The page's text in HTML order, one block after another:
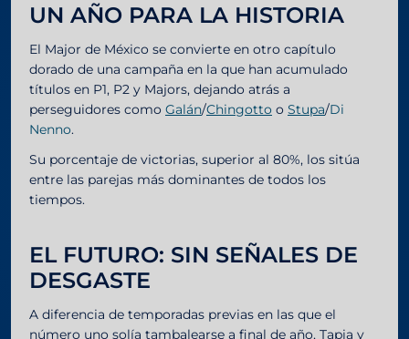
UN AÑO PARA LA HISTORIA
El Major de México se convierte en otro capítulo
dorado de una campaña en la que han acumulado
títulos en P1, P2 y Majors, dejando atrás a
perseguidores como Galán/Chingotto o Stupa/Di
Nenno.
Su porcentaje de victorias, superior al 80%, los sitúa
entre las parejas más dominantes de todos los
tiempos.
EL FUTURO: SIN SEÑALES DE
DESGASTE
A diferencia de temporadas previas en las que el
número uno solía tambalearse a final de año, Tapia y